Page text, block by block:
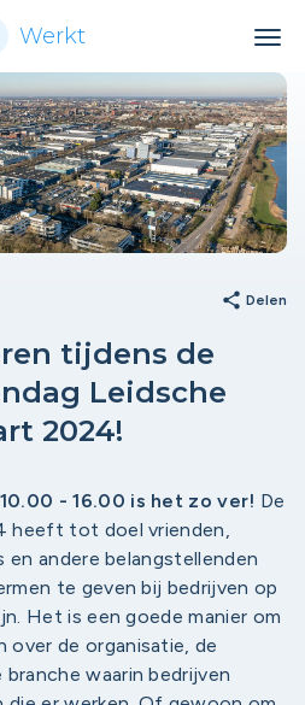
Werkt
share Delen
tijdens de
Leidsche
2024!
- 16.00 is het zo ver! De
heeft tot doel vrienden,
en andere belangstellenden
te geven bij bedrijven op
Het is een goede manier om
de organisatie, de
waarin bedrijven